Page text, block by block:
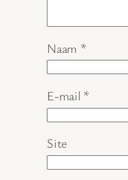
Naam *
E-mail *
Site